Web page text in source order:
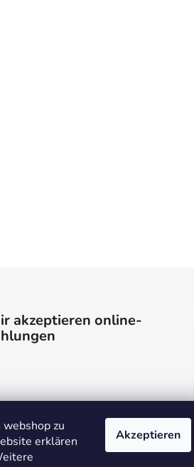
zu
erklären
Akzeptieren
akzeptieren online-